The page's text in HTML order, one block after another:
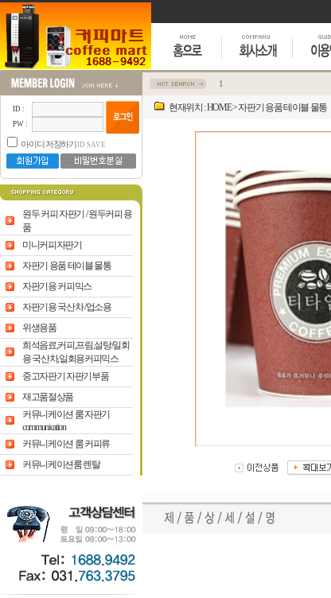
1
ID :
PW :
아이디 저장하기 ID SAVE
원두 커피 자판기 / 원두커피 용
품
미니커피자판기
자판기 용품 테이블 물통
자판기용 커피믹스
자판기용 국산차 /업소용
위생용품
희석음료,커피,프림,설탕/일회
용 국산차,일회용커피믹스
중고자판기 자판기부품
재고품절상품
커뮤니케이션 룸 자판기
communication
커뮤니케이션 룸 커피류
커뮤니케이션룸 렌탈
현재위치 :HOME>자판기 용품 테이블 물통